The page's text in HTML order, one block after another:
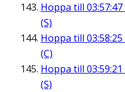
Hoppa till 03:57:47
(S)
Hoppa till 03:58:25
(C)
Hoppa till 03:59:21
(S)